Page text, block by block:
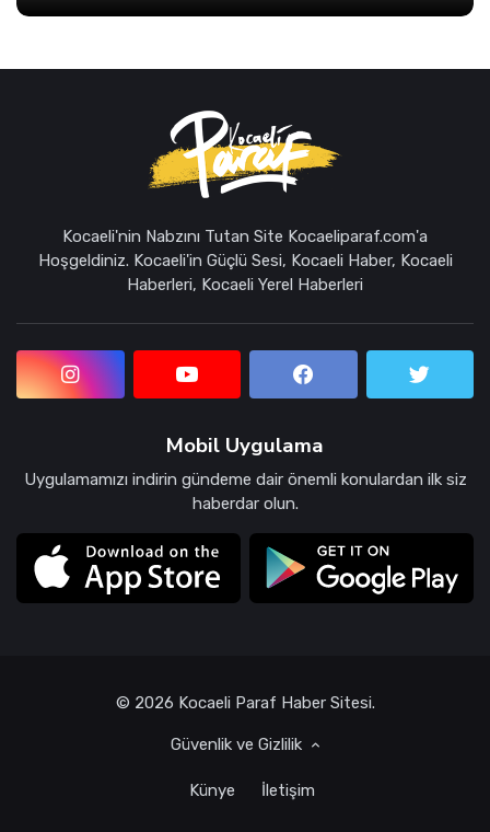
Kocaeli'nin Nabzını Tutan Site Kocaeliparaf.com'a
Hoşgeldiniz. Kocaeli'in Güçlü Sesi, Kocaeli Haber, Kocaeli
Haberleri, Kocaeli Yerel Haberleri
Mobil Uygulama
Uygulamamızı indirin gündeme dair önemli konulardan ilk siz
haberdar olun.
© 2026 Kocaeli Paraf Haber Sitesi.
Güvenlik ve Gizlilik
Künye İletişim